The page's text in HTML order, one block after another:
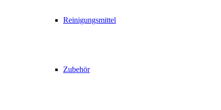
Reinigungsmittel
Zubehör